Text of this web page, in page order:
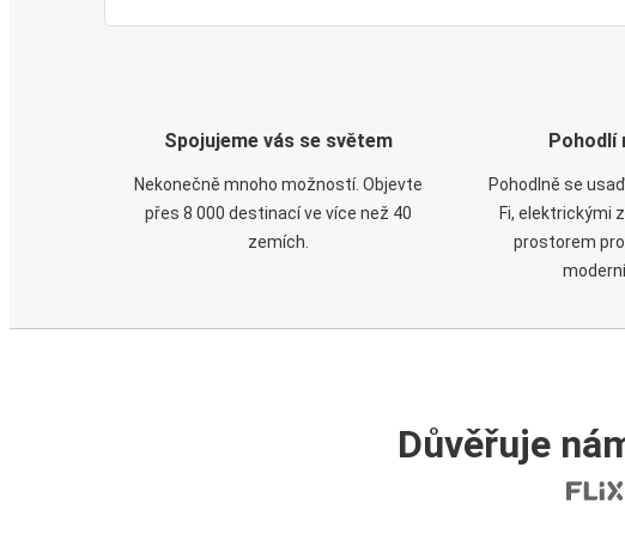
Spojujeme vás se světem
Nekonečně mnoho možností. Objevte
přes 8 000 destinací ve více než 40
zemích.
Pohodlí
Pohodlně se
Fi, elektrickými
prostorem
Důvěřuje